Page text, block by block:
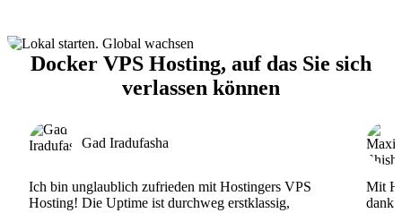
Docker VPS Hosting, auf das Sie sich
verlassen können
Gad Iradufasha
Ich bin unglaublich zufrieden mit Hostingers VPS
Hosting! Die Uptime ist durchweg erstklassig,
Mit
dank